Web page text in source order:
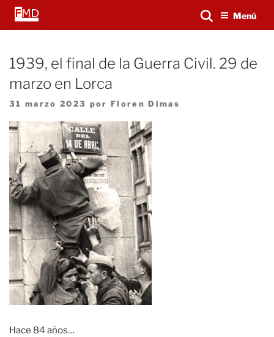
Saltar
Menú
Buscar...
1939, el final de la Guerra Civil. 29 de
marzo en Lorca
Publicado
31 marzo 2023 por Floren Dimas
Hace 84 años…